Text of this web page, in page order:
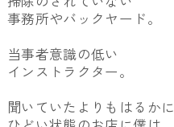
事務所やバックヤード。
当事者意識の低い
インストラクター。
聞いていたよりもはるかに